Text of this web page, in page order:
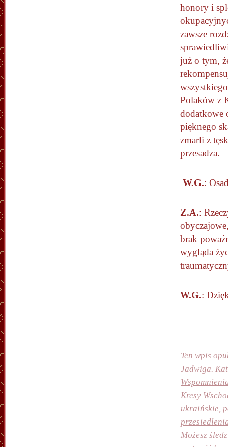
honory i
zawsze
już o tym,
Polaków z
dodatkowe
pięknego
zmarli z
przesadza.
W.G.:
Z.A.:
brak
wygląda
W.G.:
Ten wpis
Jadwiga.
Kresy
ukraińskie
Możesz